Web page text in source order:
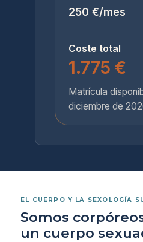
250 €/mes
Coste total
1.775 €
Matrícula
diciembre de
EL CUERPO Y LA SEXOLOGÍA
Somos
un cuerpo